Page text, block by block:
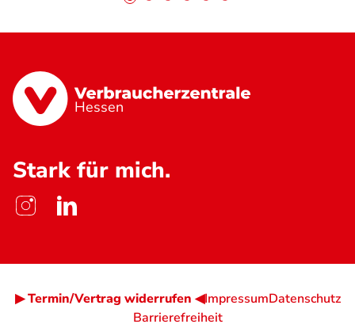
Hessen
Stark für mich.
▶ Termin/Vertrag widerrufen ◀ImpressumDatenschutz
Barrierefreiheit